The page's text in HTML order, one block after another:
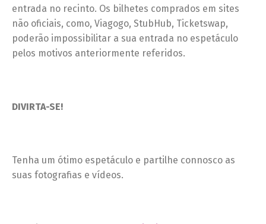
entrada no recinto. Os bilhetes comprados em sites
não oficiais, como, Viagogo, StubHub, Ticketswap,
poderão impossibilitar a sua entrada no espetáculo
pelos motivos anteriormente referidos.
DIVIRTA-SE!
Tenha um ótimo espetáculo e partilhe connosco as
suas fotografias e vídeos.